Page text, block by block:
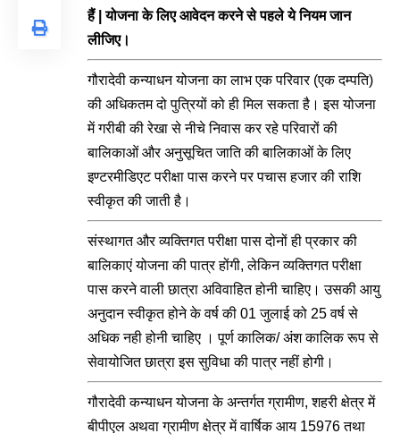
हैं | योजना के लिए आवेदन करने से पहले ये नियम जान
लीजिए।
गौरादेवी कन्याधन योजना का लाभ एक परिवार (एक दम्पति)
की अधिकतम दो पुत्रियों को ही मिल सकता है। इस योजना
में गरीबी की रेखा से नीचे निवास कर रहे परिवारों की
बालिकाओं और अनुसूचित जाति की बालिकाओं के लिए
इण्टरमीडिएट परीक्षा पास करने पर पचास हजार की राशि
स्वीकृत की जाती है।
संस्थागत और व्यक्तिगत परीक्षा पास दोनों ही प्रकार की
बालिकाएं योजना की पात्र होंगी, लेकिन व्यक्तिगत परीक्षा
पास करने वाली छात्रा अविवाहित होनी चाहिए। उसकी आयु
अनुदान स्वीकृत होने के वर्ष की 01 जुलाई को 25 वर्ष से
अधिक नही होनी चाहिए । पूर्ण कालिक/ अंश कालिक रूप से
सेवायोजित छात्रा इस सुविधा की पात्र नहीं होगी।
गौरादेवी कन्याधन योजना के अन्तर्गत ग्रामीण, शहरी क्षेत्र में
बीपीएल अथवा ग्रामीण क्षेत्र में वार्षिक आय 15976 तथा